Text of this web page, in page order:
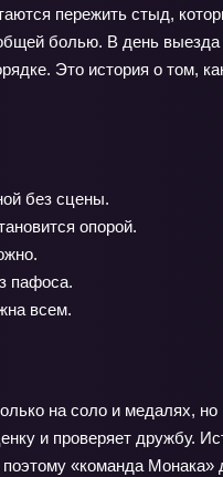
пережить стыд,
болью. В день
Это история о том,
без сцены.
опорой.
пафоса.
всем.
на соло и медалях,
и проверяет дружбу.
«команда